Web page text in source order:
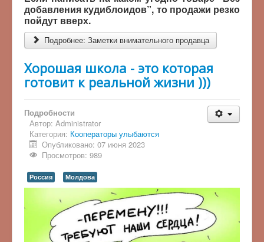
добавления кудиблоидов”, то продажи резко
пойдут вверх.
Подробнее: Заметки внимательного продавца
Хорошая школа - это которая
готовит к реальной жизни )))
Подробности
Автор: Administrator
Категория: Кооператоры улыбаются
Опубликовано: 07 июня 2023
Просмотров: 989
Россия Молдова